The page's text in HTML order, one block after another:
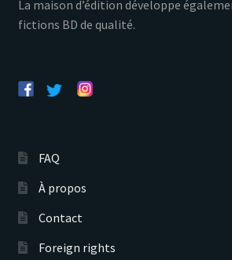
La maison d’édition développe
fictions BD de qualité.
FAQ
À propos
Contact
Foreign rights